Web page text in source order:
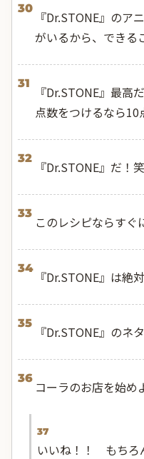
30
『Dr.STONE』のア
がいるから、できる
31
『Dr.STONE』最高
点数をつけるなら10
32
『Dr.STONE』だ！笑
33
このレシピならすぐ
34
『Dr.STONE』は絶
35
『Dr.STONE』のネ
36
コーラのお店を始め
37
いいね！！ もちろ